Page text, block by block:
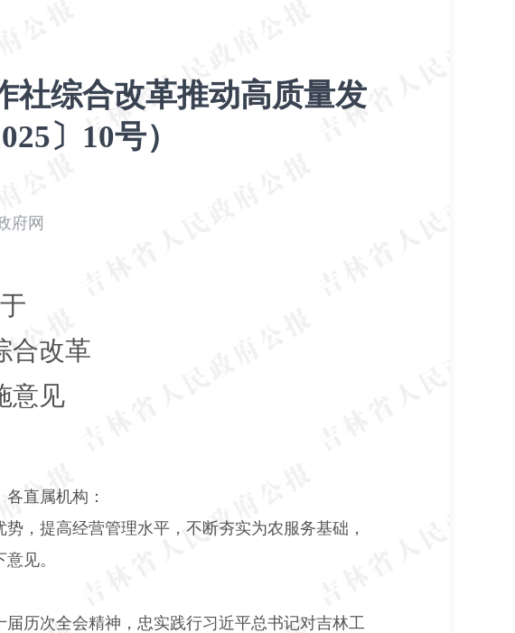
社综合改革推动高质量发
〕10号）
府网
合改革
意见
直属机构：
，提高经营管理水平，不断夯实为农服务基础，
见。
历次全会精神，忠实践行习近平总书记对吉林工